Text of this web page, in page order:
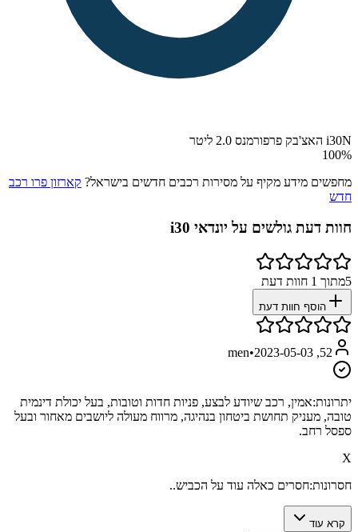
i30N האצ'בק פרפורמנס 2.0 ליטר
100%
מחפשים מידע מקיף על מסירות רכבים חדשים בישראל? קארזון פרו רכב
חדש
חוות דעת גולשים על יונדאי i30
5מתוך 1 חוות דעת
הוסף חוות דעת
52, men
•2023-05-03
יתרונות:אמין, רכב שיודע לבצע, פניות חדות וטובות, בעל יכולת דינמית
טובה, מעניק תחושת ביטחון בנהיגה, מרווח מעולה ליושבים מאחור ובעל
ספסל רחב.
X
חסרונות:חסרים כאלה עוד על הכביש..
קרא עוד